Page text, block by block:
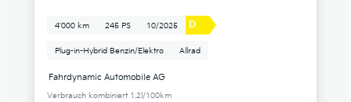
4'000 km 245 PS 10/2025 D
Plug-in-Hybrid Benzin/Elektro Allrad
Fahrdynamic Automobile AG
Verbrauch kombiniert 1.2l/100km